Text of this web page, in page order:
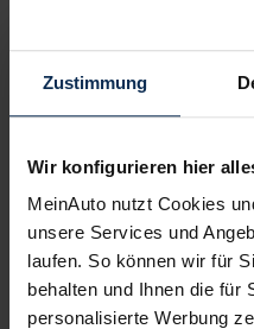
Zustimmung
Wir konfigurieren hier
MeinAuto nutzt Cookies
unsere Services und
laufen. So können wir für
behalten und Ihnen die für
personalisierte Werbung
Auf schlechten
teilweise etwas straff.